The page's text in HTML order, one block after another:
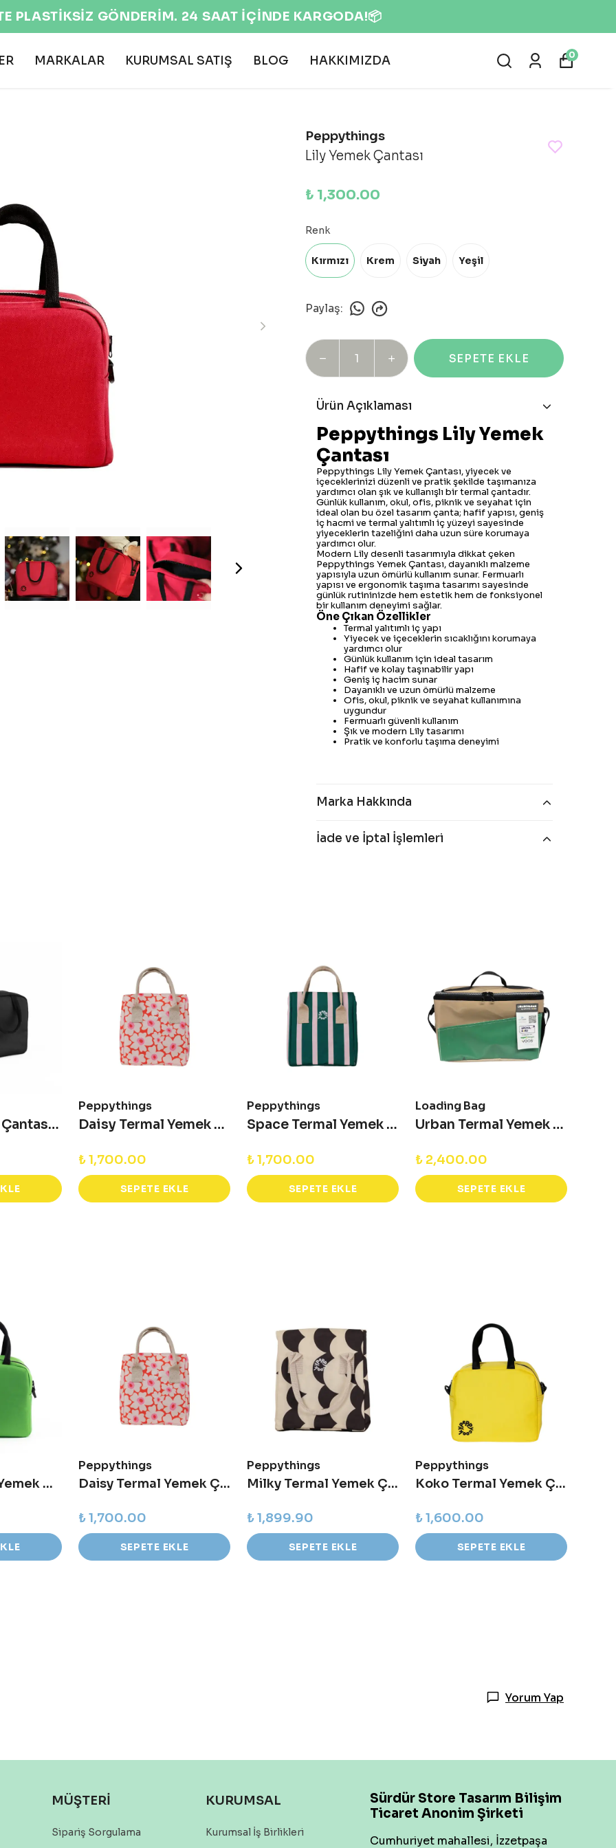
EKOLOJİK VE DOĞAL ÜRÜNLER 🌍
MARKALAR KURUMSAL SATIŞ BLOG HAKKIMIZDA 0
Peppythings
Lily Yemek Çantası
₺ 1,300.00
Renk
Kırmızı Krem Siyah Yeşil
Paylaş:
SEPETE EKLE
Ürün Açıklaması
Peppythings Lily Yemek
Çantası
Peppythings Lily Yemek Çantası, yiyecek ve
içeceklerinizi düzenli ve pratik şekilde taşımanıza
yardımcı olan şık ve kullanışlı bir termal çantadır.
Günlük kullanım, okul, ofis, piknik ve seyahat için
ideal olan bu özel tasarım çanta; hafif yapısı, geniş
iç hacmi ve termal yalıtımlı iç yüzeyi sayesinde
yiyeceklerin tazeliğini daha uzun süre korumaya
yardımcı olur.
Modern Lily desenli tasarımıyla dikkat çeken
Peppythings Yemek Çantası, dayanıklı malzeme
yapısıyla uzun ömürlü kullanım sunar. Fermuarlı
yapısı ve ergonomik taşıma tasarımı sayesinde
günlük rutininizde hem estetik hem de fonksiyonel
bir kullanım deneyimi sağlar.
Öne Çıkan Özellikler
Termal yalıtımlı iç yapı
Yiyecek ve içeceklerin sıcaklığını korumaya
yardımcı olur
Günlük kullanım için ideal tasarım
Hafif ve kolay taşınabilir yapı
Geniş iç hacim sunar
Dayanıklı ve uzun ömürlü malzeme
Ofis, okul, piknik ve seyahat kullanımına
uygundur
Fermuarlı güvenli kullanım
Şık ve modern Lily tasarımı
Pratik ve konforlu taşıma deneyimi
Marka Hakkında
İade ve İptal İşlemleri
Rocky Yemek Çantası Siyah
Peppythings
Daisy Termal Yemek Çantası
₺ 1,700.00
SEPETE EKLE
Peppythings
Space Termal Yemek Çantası
₺ 1,700.00
SEPETE EKLE
Loading Bag
Urban Termal Yemek Çantası - Bej & Yeşil
₺ 2,400.00
SEPETE EKLE
Robin Termal Yemek Çantası - Yeşil
Peppythings
Daisy Termal Yemek Çantası
₺ 1,700.00
SEPETE EKLE
Peppythings
Milky Termal Yemek Çantası
₺ 1,899.90
SEPETE EKLE
Peppythings
Koko Termal Yemek Çantası - Sarı
₺ 1,600.00
SEPETE EKLE
Yorum Yap
MÜŞTERİ
Sipariş Sorgulama
KURUMSAL
Kurumsal İş Birlikleri
Sürdür Store Tasarım Bilişim
Ticaret Anonim Şirketi
Cumhuriyet mahallesi, İzzetpaşa